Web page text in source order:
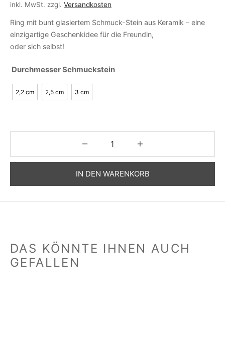
inkl. MwSt. zzgl. Versandkosten
Ring mit bunt glasiertem Schmuck-Stein aus Keramik – eine
einzigartige Geschenkidee für die Freundin,
oder sich selbst!
Durchmesser Schmuckstein
2,2 cm 2,5 cm 3 cm
IN DEN WARENKORB
DAS KÖNNTE IHNEN AUCH
GEFALLEN